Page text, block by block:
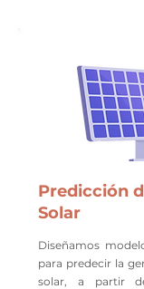
Predicción
Solar
Diseñamos
para predecir la
solar, a partir